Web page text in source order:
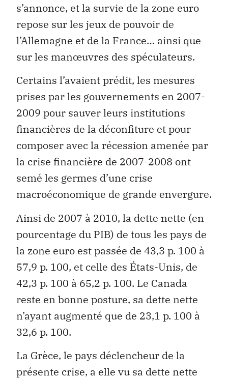
s’annonce, et la survie de la zone euro
repose sur les jeux de pouvoir de
l’Allemagne et de la France… ainsi que
sur les manœuvres des spéculateurs.
Certains l’avaient prédit, les mesures
prises par les gouvernements en 2007-
2009 pour sauver leurs institutions
financières de la déconfiture et pour
composer avec la récession amenée par
la crise financière de 2007-2008 ont
semé les germes d’une crise
macroéconomique de grande envergure.
Ainsi de 2007 à 2010, la dette nette (en
pourcentage du PIB) de tous les pays de
la zone euro est passée de 43,3 p. 100 à
57,9 p. 100, et celle des États-Unis, de
42,3 p. 100 à 65,2 p. 100. Le Canada
reste en bonne posture, sa dette nette
n’ayant augmenté que de 23,1 p. 100 à
32,6 p. 100.
La Grèce, le pays déclencheur de la
présente crise, a elle vu sa dette nette